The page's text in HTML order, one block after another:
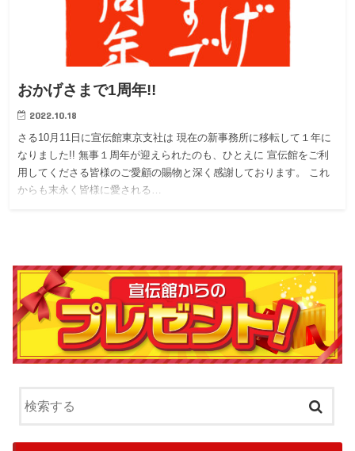
おかげさまで1周年!!
2022.10.18
さる10月11日に宣伝館東京支社は 現在の新事務所に移転して１年に
なりました!! 無事１周年が迎えられたのも、ひとえに 宣伝館をご利
用してくださる皆様のご愛顧の賜物と深く感謝しております。 これ
からも末永く皆様に愛される…